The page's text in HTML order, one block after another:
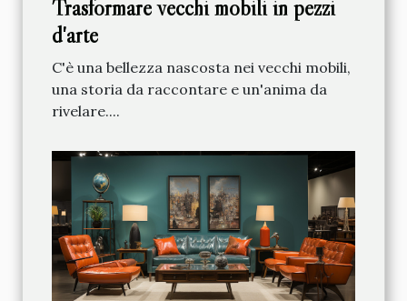
Trasformare vecchi mobili in pezzi
d'arte
C'è una bellezza nascosta nei vecchi mobili,
una storia da raccontare e un'anima da
rivelare....